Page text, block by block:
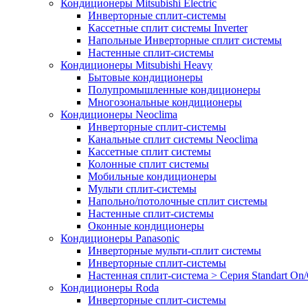
Кондиционеры Mitsubishi Electric
Инверторные сплит-системы
Кассетные сплит системы Inverter
Напольные Инверторные сплит системы
Настенные сплит-системы
Кондиционеры Mitsubishi Heavy
Бытовые кондиционеры
Полупромышленные кондиционеры
Многозональные кондиционеры
Кондиционеры Neoclima
Инверторные сплит-системы
Канальные сплит системы Neoclima
Кассетные сплит системы
Колонные сплит системы
Мобильные кондиционеры
Мульти сплит-системы
Напольно/потолочные сплит системы
Настенные сплит-системы
Оконные кондиционеры
Кондиционеры Panasonic
Инверторные мульти-сплит системы
Инверторные сплит-системы
Настенная сплит-система > Серия Standart
Кондиционеры Roda
Инверторные сплит-системы